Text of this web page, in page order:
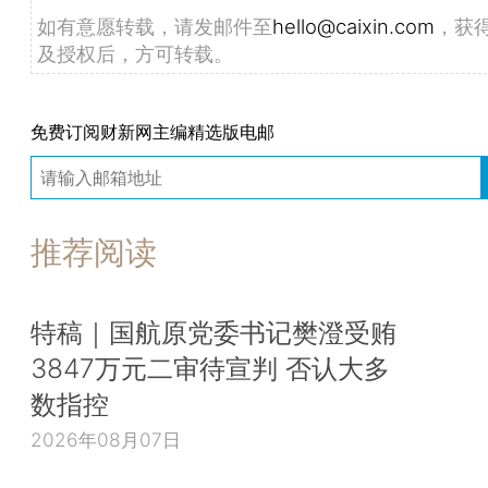
如有意愿转载，请发邮件至hello@caixin.com ，获
及授权后，方可转载。
免费订阅财新网主编精选版电邮
推荐阅读
特稿｜国航原党委书记樊澄受贿
3847万元二审待宣判 否认大多
数指控
2026年08月07日